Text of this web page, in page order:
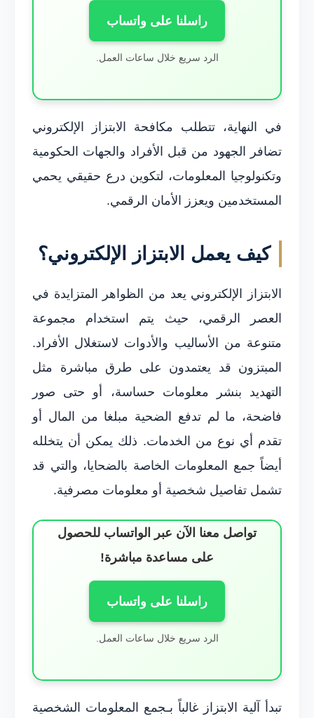
راسلنا على واتساب
الرد سريع خلال ساعات العمل.
في النهاية، تتطلب مكافحة الابتزاز الإلكتروني
تضافر الجهود من قبل الأفراد والجهات الحكومية
وتكنولوجيا المعلومات، لتكوين درع حقيقي يحمي
المستخدمين ويعزز الأمان الرقمي.
كيف يعمل الابتزاز الإلكتروني؟
الابتزاز الإلكتروني يعد من الظواهر المتزايدة في
العصر الرقمي، حيث يتم استخدام مجموعة
متنوعة من الأساليب والأدوات لاستغلال الأفراد.
المبتزون قد يعتمدون على طرق مباشرة مثل
التهديد بنشر معلومات حساسة، أو حتى صور
فاضحة، ما لم تدفع الضحية مبلغا من المال أو
تقدم أي نوع من الخدمات. ذلك يمكن أن يتخلله
أيضاً جمع المعلومات الخاصة بالضحايا، والتي قد
تشمل تفاصيل شخصية أو معلومات مصرفية.
تواصل معنا الآن عبر الواتساب للحصول
على مساعدة مباشرة!
راسلنا على واتساب
الرد سريع خلال ساعات العمل.
تبدأ آلية الابتزاز غالباً بـجمع المعلومات الشخصية